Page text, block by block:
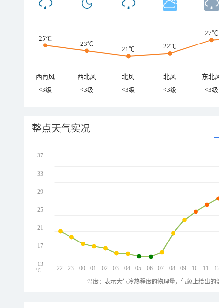
25℃
23℃
21℃ 22℃
27℃
西南风 西北风 北风 北风
东北
<3级
<3级 <3级 <3级 <3级
整点天气实况
22 23 00 01 02 03 04 05 06 07 08 09 10 11
37
33
29
25
21
17
13
℃
温度：表示大气冷热程度的物理量，气象上给出